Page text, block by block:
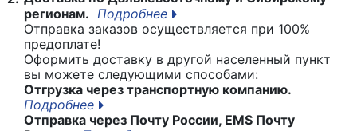
регионам. Подробнее
Отправка заказов осуществляется при 100%
предоплате!
Оформить доставку в другой населенный пункт
вы можете следующими способами:
Отгрузка через транспортную компанию.
Подробнее
Отправка через Почту России, EMS Почту